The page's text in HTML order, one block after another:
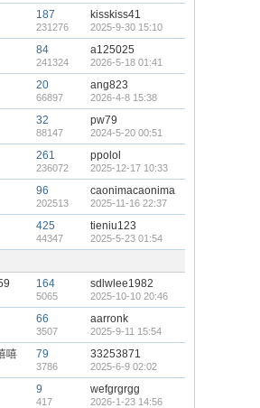
187
231276
kisskiss41
2025-9-30 15:10
84
241324
a125025
2026-5-18 01:41
20
66897
ang823
2026-4-8 15:38
32
88147
pw79
2024-5-20 00:51
261
236072
ppolol
2025-12-17 10:33
96
202513
caonimacaonima
2025-11-16 22:37
425
44347
tieniu123
2025-5-23 01:54
164
5065
sdlwlee1982
2025-10-10 20:46
66
3507
aarronk
2025-9-11 15:54
嘻 79
3786
33253871
2025-6-9 02:02
9
417
wefgrgrgg
2026-1-23 14:56